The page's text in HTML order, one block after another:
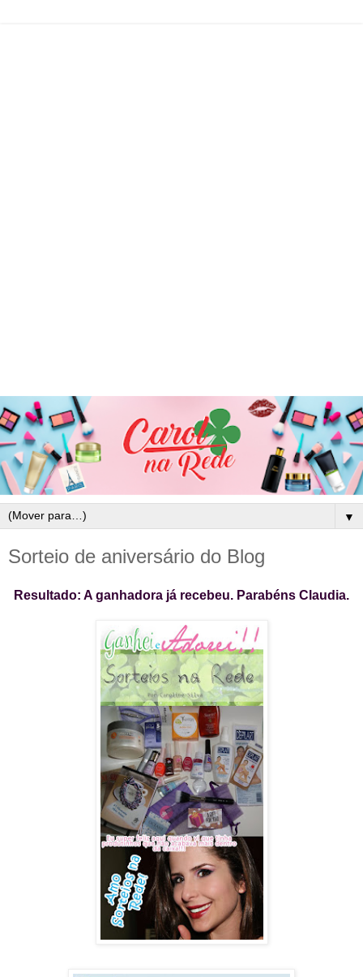
▼
Sorteio de aniversário do Blog
Resultado: A ganhadora já recebeu. Parabéns Claudia.